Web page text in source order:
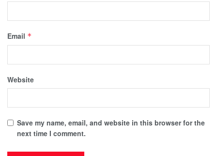
Email *
Website
Save my name, email, and website in this browser for the
next time I comment.